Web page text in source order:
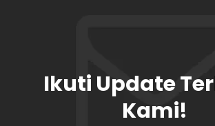
Ikuti Update
Kami!